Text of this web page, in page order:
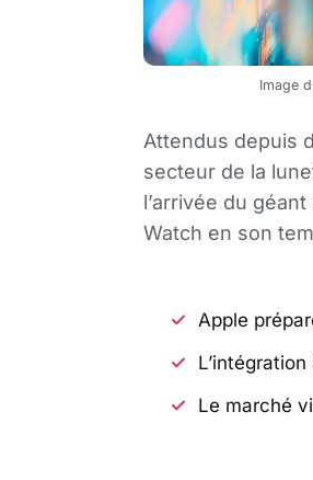
Image
Attendus depuis
secteur de la
l’arrivée du
Watch en son
Apple
Le marché